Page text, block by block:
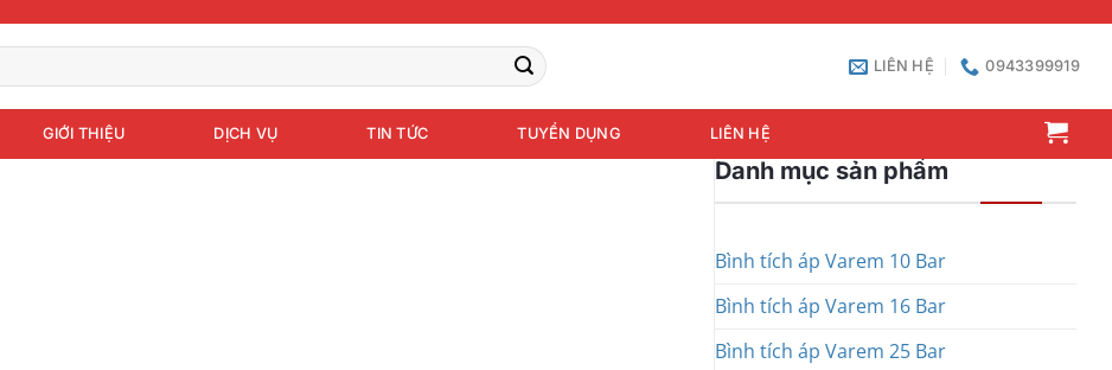
LIÊN HỆ 0943399919
GIỚI THIỆU DỊCH VỤ TIN TỨC TUYỂN DỤNG LIÊN HỆ
Danh mục sản phẩm
Bình tích áp Varem 10 Bar
Bình tích áp Varem 16 Bar
Bình tích áp Varem 25 Bar